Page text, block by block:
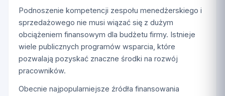
Podnoszenie kompetencji zespołu menedżerskiego i
sprzedażowego nie musi wiązać się z dużym
obciążeniem finansowym dla budżetu firmy. Istnieje
wiele publicznych programów wsparcia, które
pozwalają pozyskać znaczne środki na rozwój
pracowników.
Obecnie najpopularniejsze źródła finansowania